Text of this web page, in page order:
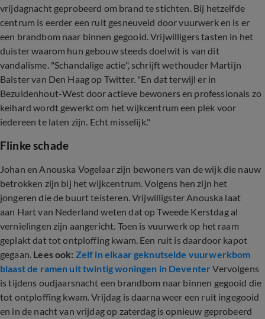
vrijdagnacht geprobeerd om brand te stichten. Bij hetzelfde
centrum is eerder een ruit gesneuveld door vuurwerk en is er
een brandbom naar binnen gegooid. Vrijwilligers tasten in het
duister waarom hun gebouw steeds doelwit is van dit
vandalisme. "Schandalige actie", schrijft wethouder Martijn
Balster van Den Haag op Twitter. "En dat terwijl er in
Bezuidenhout-West door actieve bewoners en professionals zo
keihard wordt gewerkt om het wijkcentrum een plek voor
iedereen te laten zijn. Echt misselijk."
Flinke schade
Johan en Anouska Vogelaar zijn bewoners van de wijk die nauw
betrokken zijn bij het wijkcentrum. Volgens hen zijn het
jongeren die de buurt teisteren. Vrijwilligster Anouska laat
aan Hart van Nederland weten dat op Tweede Kerstdag al
vernielingen zijn aangericht. Toen is vuurwerk op het raam
geplakt dat tot ontploffing kwam. Een ruit is daardoor kapot
gegaan. Lees ook: Zelf in elkaar geknutselde vuurwerkbom
blaast de ramen uit twintig woningen in Deventer Vervolgens
is tijdens oudjaarsnacht een brandbom naar binnen gegooid die
tot ontploffing kwam. Vrijdag is daarna weer een ruit ingegooid
en in de nacht van vrijdag op zaterdag is opnieuw geprobeerd